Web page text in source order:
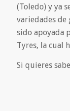
(Toledo) y ya
variedades de
sido apoyada
Tyres, la cual
Si quieres